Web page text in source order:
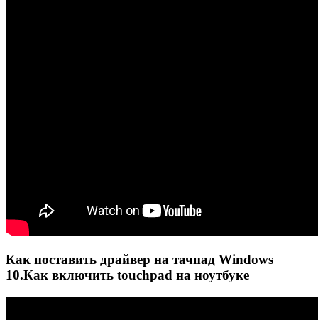
Как поставить драйвер на тачпад Windows
10.Как включить touchpad на ноутбуке